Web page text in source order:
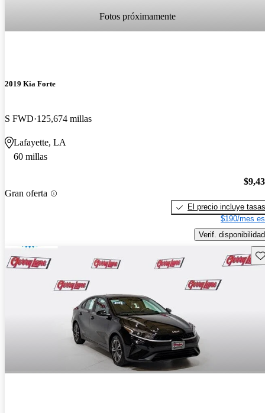
Fotos próximamente
2019 Kia Forte
S FWD 125,674 millas
Lafayette, LA
60 millas
Gran oferta
El precio incluye tasas
$190/mes
Verif. disponibilidad